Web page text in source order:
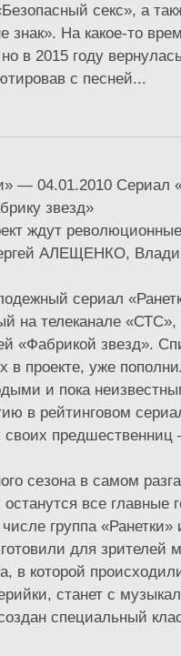
секс», а
знак». На какое-то
в 2015 году
с песней...
— 04.01.2010 Сериал
звезд»
ждут
АЛЕЩЕНКО,
сериал
на телеканале «СТС»,
«Фабрикой звезд».
в проекте, уже
и пока
в рейтинговом
своих предшественниц
сезона в самом
останутся все главные
группа
для зрителей
в которой
станет с
специальный